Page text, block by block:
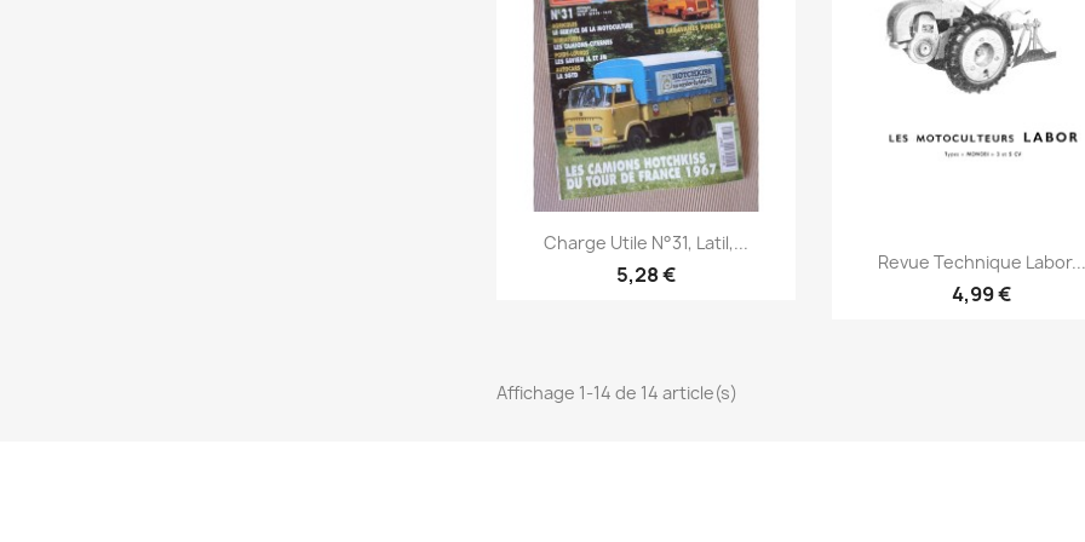
Aperçu rapide
Charge Utile N°31, Latil,...
5,28 €
Aperçu rapide
Revue Technique Labor...
4,99 €
Affichage 1-14 de 14 article(s)